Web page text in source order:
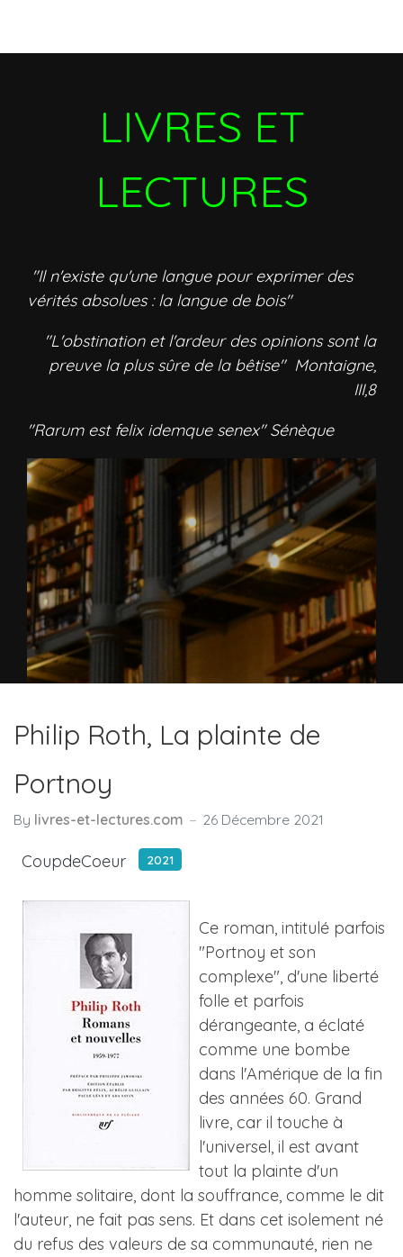
LIVRES ET
LECTURES
"Il n'existe qu'une langue pour exprimer des
vérités absolues : la langue de bois"
"L'obstination et l'ardeur des opinions sont la
preuve la plus sûre de la bêtise" Montaigne,
III,8
"Rarum est felix idemque senex" Sénèque
Philip Roth, La plainte de
Portnoy
By livres-et-lectures.com 26 Décembre 2021
CoupdeCoeur 2021
Ce roman, intitulé parfois
"Portnoy et son
complexe", d'une liberté
folle et parfois
dérangeante, a éclaté
comme une bombe
dans l'Amérique de la fin
des années 60. Grand
livre, car il touche à
l'universel, il est avant
tout la plainte d'un
homme solitaire, dont la souffrance, comme le dit
l'auteur, ne fait pas sens. Et dans cet isolement né
du refus des valeurs de sa communauté, rien ne